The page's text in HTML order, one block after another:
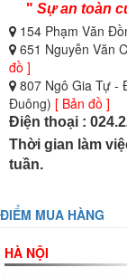
" Sự an toàn
154 Phạm Văn
651 Nguyễn Văn
đồ ]
807 Ngô Gia Tự -
Đuông) [ Bản đồ ]
Điện thoại :
Thời gian làm
tuần.
ĐIỂM MUA HÀNG
HÀ NỘI